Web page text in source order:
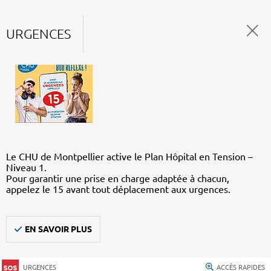
URGENCES
Le CHU de Montpellier active le Plan Hôpital en Tension –
Niveau 1.
Pour garantir une prise en charge adaptée à chacun,
appelez le 15 avant tout déplacement aux urgences.
EN SAVOIR PLUS
URGENCES ACCÈS RAPIDES